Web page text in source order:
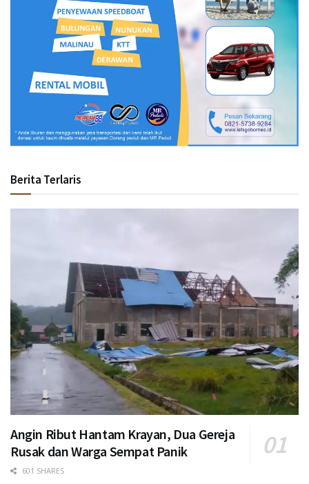
Berita Terlaris
Angin Ribut Hantam Krayan, Dua Gereja
Rusak dan Warga Sempat Panik
601 SHARES